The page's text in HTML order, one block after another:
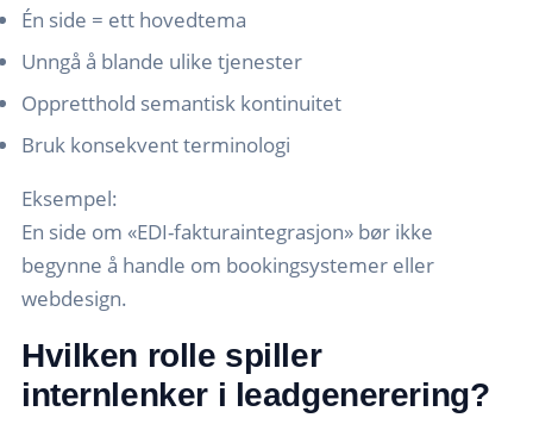
Én side = ett hovedtema
Unngå å blande ulike tjenester
Oppretthold semantisk kontinuitet
Bruk konsekvent terminologi
Eksempel:
En side om «EDI-fakturaintegrasjon» bør ikke
begynne å handle om bookingsystemer eller
webdesign.
Hvilken rolle spiller
internlenker i leadgenerering?